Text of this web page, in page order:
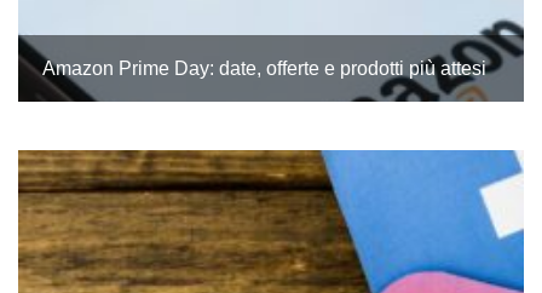
Amazon Prime Day: date, offerte e prodotti più attesi